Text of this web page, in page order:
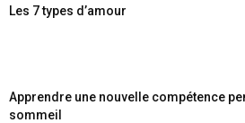
Les 7 types d’amour
Apprendre une nouvelle compétence
sommeil